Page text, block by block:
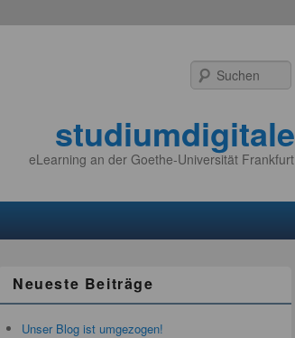
studiumdigitale
eLearning an der Goethe-Universität Frankfurt
Neueste Beiträge
Unser Blog ist umgezogen!